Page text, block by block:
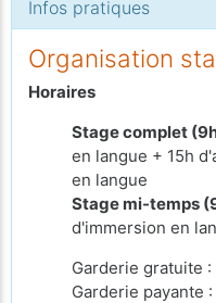
Infos pratiques
Organisation
Horaires
Stage complet
en langue + 15h
en langue
Stage mi-temps
d'immersion en
Garderie gratuite
Garderie payante